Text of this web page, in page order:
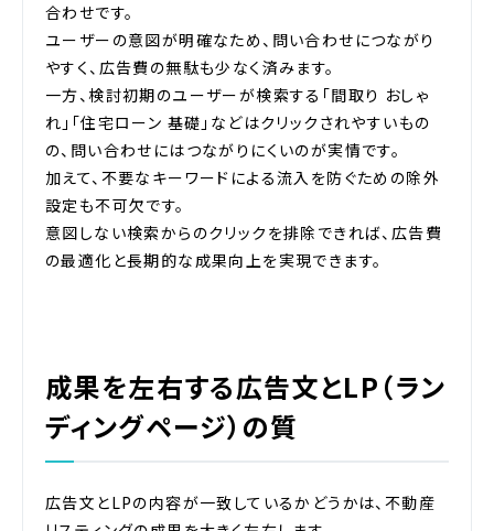
合わせです。
ユーザーの意図が明確なため、問い合わせにつながり
やすく、広告費の無駄も少なく済みます。
一方、検討初期のユーザーが検索する「間取り おしゃ
れ」「住宅ローン 基礎」などはクリックされやすいもの
の、問い合わせにはつながりにくいのが実情です。
加えて、不要なキーワードによる流入を防ぐための除外
設定も不可欠です。
意図しない検索からのクリックを排除できれば、広告費
の最適化と長期的な成果向上を実現できます。
成果を左右する広告文とLP（ラン
ディングページ）の質
広告文とLPの内容が一致しているかどうかは、不動産